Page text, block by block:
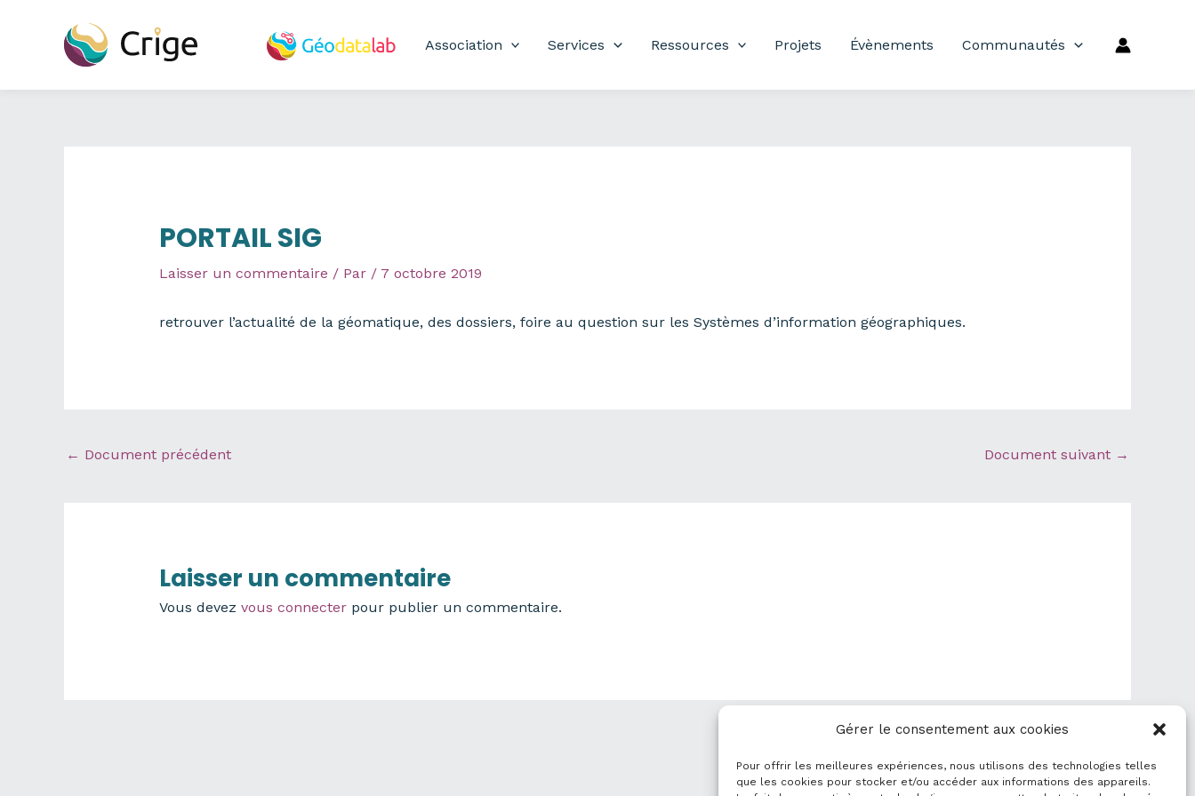
Gérer le consentement aux cookies
Pour offrir les meilleures expériences, nous utilisons des technologies telles
que les cookies pour stocker et/ou accéder aux informations des appareils.
Association Services Ressources Projets Évènements Communautés
PORTAIL SIG
Laisser un commentaire / Par / 7 octobre 2019
retrouver l’actualité de la géomatique, des dossiers, foire au question sur les Systèmes d’information géographiques.
← Document précédent Document suivant →
Laisser un commentaire
Vous devez vous connecterpour publier un commentaire.